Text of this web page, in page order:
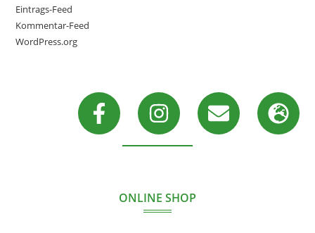
Eintrags-Feed
Kommentar-Feed
WordPress.org
ONLINE SHOP